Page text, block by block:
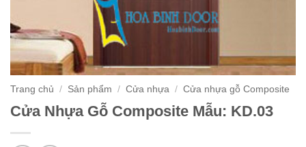
Trang chủ / Sản phẩm / Cửa nhựa / Cửa nhựa gỗ Composite
Cửa Nhựa Gỗ Composite Mẫu: KD.03